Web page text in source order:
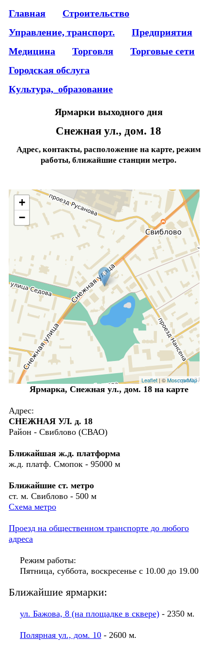
Главная
Строительство
Управление, транспорт.
Предприятия
Медицина
Торговля
Торговые сети
Городская обслуга
Культура,_образование
Ярмарки выходного дня
Снежная ул., дом. 18
Адрес, контакты, расположение на карте, режим
работы, ближайшие станции метро.
+
−
Leaflet| ©MoscowMap
Ярмарка, Снежная ул., дом. 18 на карте
Адрес:
СНЕЖНАЯ УЛ. д. 18
Район - Свиблово (СВАО)
Ближайшая ж.д. платформа
ж.д. платф. Смопок - 95000 м
Ближайшие ст. метро
ст. м. Свиблово - 500 м
Схема метро
Проезд на общественном транспорте до любого
адреса
Режим работы:
Пятница, суббота, воскресенье с 10.00 до 19.00
Ближайшие ярмарки:
ул. Бажова, 8 (на площадке в сквере) - 2350 м.
Полярная ул., дом. 10 - 2600 м.